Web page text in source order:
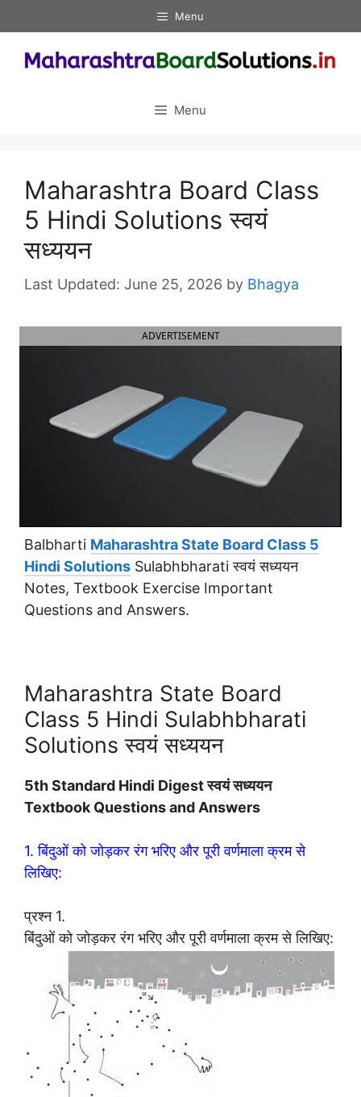
to
content
Menu
Menu
Maharashtra Board Class
5 Hindi Solutions स्वयं
सध्ययन
June 25, 2026 by Bhagya
ADVERTISEMENT
Balbharti Maharashtra State Board Class 5
Hindi Solutions Sulabhbharati स्वयं सध्ययन
Notes, Textbook Exercise Important
Questions and Answers.
Maharashtra State Board
Class 5 Hindi Sulabhbharati
Solutions स्वयं सध्ययन
5th Standard Hindi Digest स्वयं सध्ययन
Textbook Questions and Answers
1. बिंदुओं को जोड़कर रंग भरिए और पूरी वर्णमाला क्रम से
लिखिए:
प्रश्न 1.
बिंदुओं को जोड़कर रंग भरिए और पूरी वर्णमाला क्रम से लिखिए: